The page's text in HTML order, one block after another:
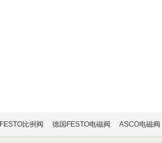
FESTO比例阀 德国FESTO电磁阀 ASCO电磁阀